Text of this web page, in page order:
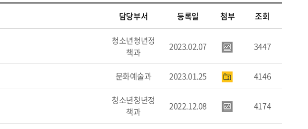
담당부서 등록일 첨부 조회
청소년청년정
책과
2023.02.07 3447
문화예술과 2023.01.25 4146
청소년청년정
책과
2022.12.08 4174